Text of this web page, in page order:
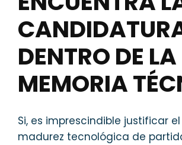
DENTRO DE LA
MEMORIA
Si, es imprescindible justificar
madurez tecnológica de